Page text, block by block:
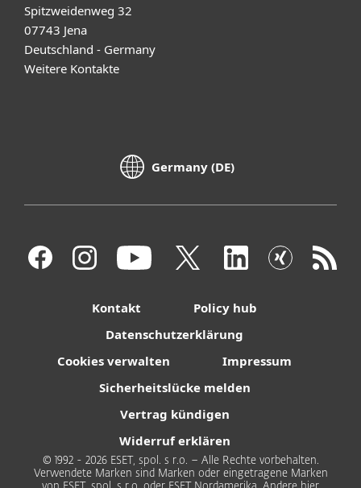
Spitzweidenweg 32
07743 Jena
Deutschland - Germany
Weitere Kontakte
Germany (DE)
Kontakt
Policy hub
Datenschutzerklärung
Cookies verwalten
Impressum
Sicherheitslücke melden
Vertrag kündigen
Widerruf erklären
© 1992 - 2026 ESET, spol. s r.o. – Alle Rechte vorbehalten.
Verwendete Marken sind Marken oder eingetragene Marken